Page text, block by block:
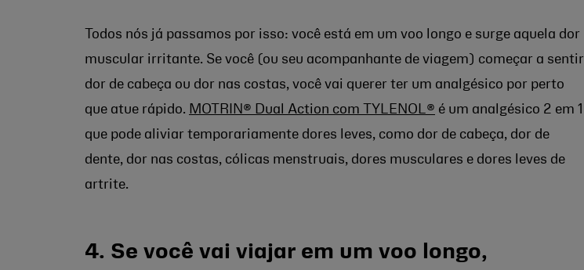
Todos nós já passamos por isso: você está em um voo longo e surge aquela dor
muscular irritante. Se você (ou seu acompanhante de viagem) começar a sentir
dor de cabeça ou dor nas costas, você vai querer ter um analgésico por perto
que atue rápido. MOTRIN® Dual Action com TYLENOL® é um analgésico 2 em 1
que pode aliviar temporariamente dores leves, como dor de cabeça, dor de
dente, dor nas costas, cólicas menstruais, dores musculares e dores leves de
artrite.
4. Se você vai viajar em um voo longo,